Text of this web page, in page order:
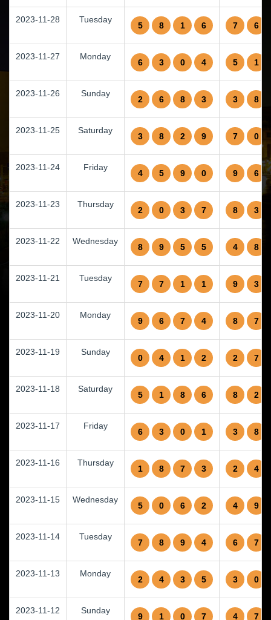
2023-11-28 Tuesday
5 8 1 6 7 6
2023-11-27 Monday
6 3 0 4 5 1
2023-11-26 Sunday
2 6 8 3 3 8
2023-11-25 Saturday
3 8 2 9 7 0
2023-11-24 Friday
4 5 9 0 9 6
2023-11-23 Thursday
2 0 3 7 8 3
2023-11-22 Wednesday
8 9 5 5 4 8
2023-11-21 Tuesday
7 7 1 1 9 3
2023-11-20 Monday
9 6 7 4 8 7
2023-11-19 Sunday
0 4 1 2 2 7
2023-11-18 Saturday
5 1 8 6 8 2
2023-11-17 Friday
6 3 0 1 3 8
2023-11-16 Thursday
1 8 7 3 2 4
2023-11-15 Wednesday
5 0 6 2 4 9
2023-11-14 Tuesday
7 8 9 4 6 7
2023-11-13 Monday
2 4 3 5 3 0
2023-11-12 Sunday
9 1 0 7 4 7